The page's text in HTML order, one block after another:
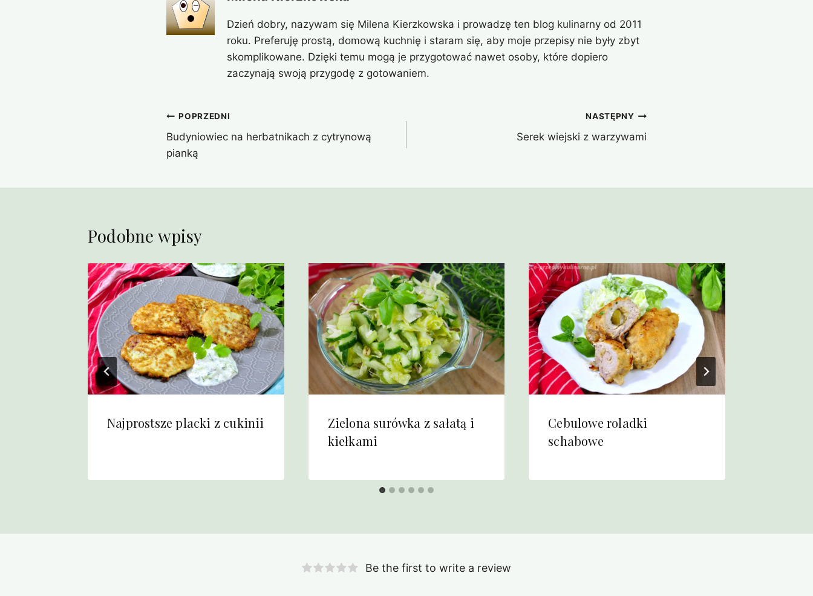
Dzień dobry, nazywam się Milena Kierzkowska i prowadzę ten blog kulinarny od 2011
roku. Preferuję prostą, domową kuchnię i staram się, aby moje przepisy nie były zbyt
skomplikowane. Dzięki temu mogą je przygotować nawet osoby, które dopiero
zaczynają swoją przygodę z gotowaniem.
Nawigacja
wpisu
POPRZEDNI
Budyniowiec na herbatnikach z cytrynową
pianką
NASTĘPNY
Serek wiejski z warzywami
Podobne wpisy
Najprostsze placki z cukinii
Zielona surówka z sałatą i
kiełkami
Cebulowe roladki
schabowe
Be the first to write a review